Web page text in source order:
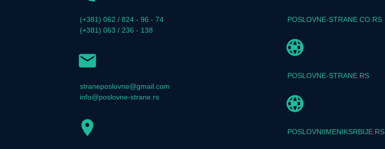
(+381) 062 / 824 - 96 - 74
(+381) 063 / 236 - 138
straneposlovne@gmail.com
info@poslovne-strane.rs
POSLOVNE-STRANE.CO.RS
POSLOVNE-STRANE.RS
POSLOVNIIMENIKSRBIJE.RS